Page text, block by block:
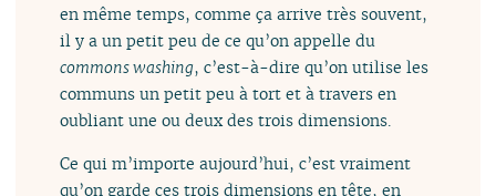
en même temps, comme ça arrive très souvent,
il y a un petit peu de ce qu’on appelle du
commons washing, c’est-à-dire qu’on utilise les
communs un petit peu à tort et à travers en
oubliant une ou deux des trois dimensions.
Ce qui m’importe aujourd’hui, c’est vraiment
qu’on garde ces trois dimensions en tête, en